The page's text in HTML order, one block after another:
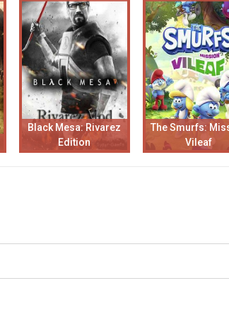
Black Mesa: Rivarez
Edition
The Smurfs:
Vileaf